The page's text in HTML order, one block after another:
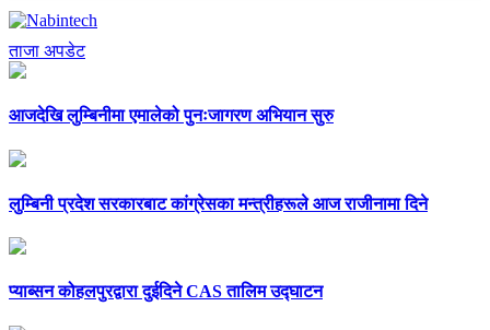
ताजा अपडेट
आजदेखि लुम्बिनीमा एमालेको पुनःजागरण अभियान सुरु
लुम्बिनी प्रदेश सरकारबाट कांग्रेसका मन्त्रीहरूले आज राजीनामा दिने
प्याब्सन कोहलपुरद्वारा दुईदिने CAS तालिम उद्घाटन